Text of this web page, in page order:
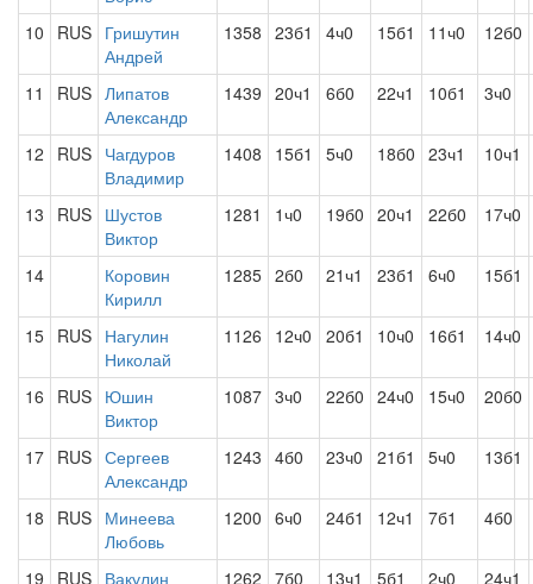
10 RUS Гришутин
Андрей
1358 23б1 4ч0 15б1 11ч0 12б0
11 RUS Липатов
Александр
1439 20ч1 6б0 22ч1 10б1 3ч0
12 RUS Чагдуров
Владимир
1408 15б1 5ч0 18б0 23ч1 10ч1
13 RUS Шустов
Виктор
1281 1ч0 19б0 20ч1 22б0 17ч0
14
Коровин
Кирилл
1285 2б0 21ч1 23б1 6ч0 15б1
15 RUS Нагулин
Николай
1126 12ч0 20б1 10ч0 16б1 14ч0
16 RUS Юшин
Виктор
1087 3ч0 22б0 24ч0 15ч0 20б0
17 RUS Сергеев
Александр
1243 4б0 23ч0 21б1 5ч0 13б1
18 RUS Минеева
Любовь
1200 6ч0 24б1 12ч1 7б1 4б0
19 RUS Вакулин
1262 7б0 13ч1 5б1 2ч0 24ч1